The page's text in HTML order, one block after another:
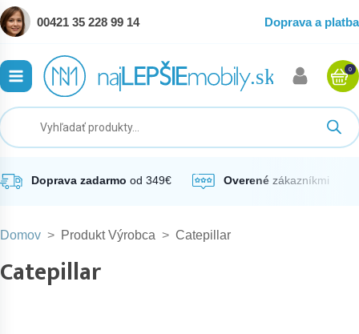
00421 35 228 99 14 Doprava a platba
0
Doprava zadarmo od 349€ Overené zákazníkmi
Domov > Produkt Výrobca > Catepillar
Catepillar